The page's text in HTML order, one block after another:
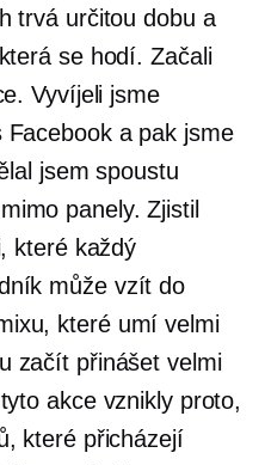
trvá určitou dobu a
se hodí. Začali
Vyvíjeli jsme
Facebook a pak jsme
jsem spoustu
panely. Zjistil
které každý
může vzít do
které umí velmi
začít přinášet velmi
akce vznikly proto,
které přicházejí